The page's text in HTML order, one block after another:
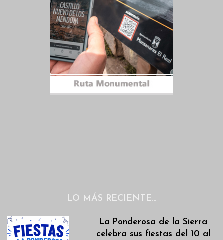
LO MÁS RECIENTE…
La Ponderosa de la Sierra
celebra sus fiestas del 10 al